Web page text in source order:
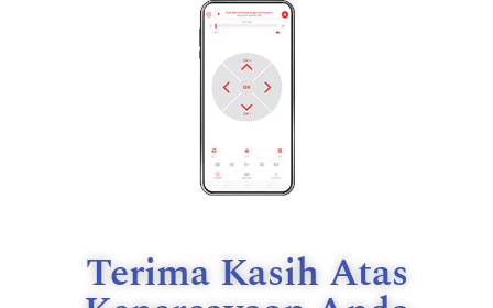
Terima Kasih Atas